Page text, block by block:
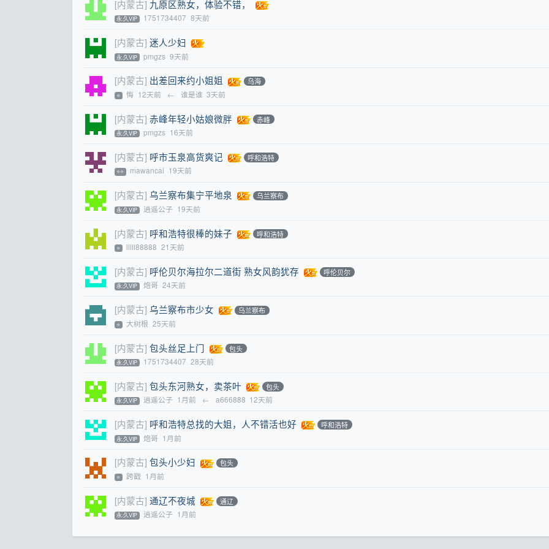
[内蒙古] 九原区熟女，体验不错，
永.久VIP 1751734407 8天前
[内蒙古] 迷人少妇
永.久VIP pmgzs 9天前
[内蒙古] 出差回来约小姐姐 乌海
⭐ 悔 12天前 ← 谁是谁 3天前
[内蒙古] 赤峰年轻小姑娘微胖 赤峰
永.久VIP pmgzs 16天前
[内蒙古] 呼市玉泉高货爽记 呼和浩特
⭐⭐ mawancai 19天前
[内蒙古] 乌兰察布集宁平地泉 乌兰察布
永.久VIP 逍遥公子 19天前
[内蒙古] 呼和浩特很棒的妹子 呼和浩特
⭐ lllll88888 21天前
[内蒙古] 呼伦贝尔海拉尔二道街 熟女风韵犹存 呼伦贝尔
永.久VIP 炮哥 24天前
[内蒙古] 乌兰察布市少女 乌兰察布
⭐ 大树根 25天前
[内蒙古] 包头丝足上门 包头
永.久VIP 1751734407 28天前
[内蒙古] 包头东河熟女，卖茶叶 包头
永.久VIP 逍遥公子 1月前 ← a666888 12天前
[内蒙古] 呼和浩特总找的大姐，人不错活也好 呼和浩特
永.久VIP 炮哥 1月前
[内蒙古] 包头小少妇 包头
⭐ 跨戳 1月前
[内蒙古] 通辽不夜城 通辽
永.久VIP 逍遥公子 1月前